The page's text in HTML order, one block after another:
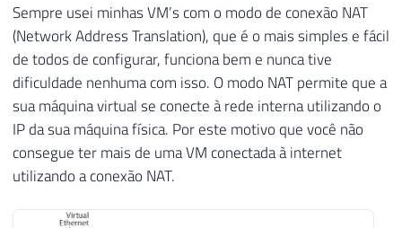
Sempre usei minhas VM’s com o modo de conexão NAT
(Network Address Translation), que é o mais simples e fácil
de todos de configurar, funciona bem e nunca tive
dificuldade nenhuma com isso. O modo NAT permite que a
sua máquina virtual se conecte à rede interna utilizando o
IP da sua máquina física. Por este motivo que você não
consegue ter mais de uma VM conectada à internet
utilizando a conexão NAT.